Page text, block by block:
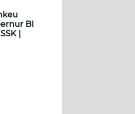
BI
|